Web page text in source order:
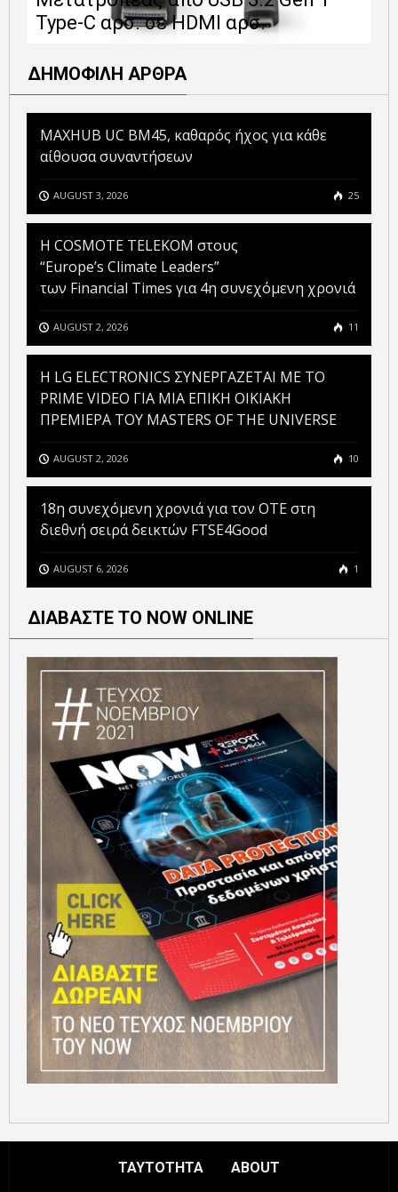
Type-C αρσ. σε HDMI αρσ.
ΔΗΜΟΦΙΛΗ ΑΡΘΡΑ
MAXHUB UC BM45, καθαρός ήχος για κάθε
αίθουσα συναντήσεων
AUGUST 3, 2026 25
Η COSMOTE TELEKOM στους
“Europe’s Climate Leaders”
των Financial Times για 4η συνεχόμενη χρονιά
AUGUST 2, 2026 11
H LG ELECTRONICS ΣΥΝΕΡΓΑΖΕΤΑΙ ΜΕ ΤΟ
PRIME VIDEO ΓΙΑ ΜΙΑ ΕΠΙΚΗ ΟΙΚΙΑΚΗ
ΠΡΕΜΙΕΡΑ ΤΟΥ MASTERS OF THE UNIVERSE
AUGUST 2, 2026 10
18η συνεχόμενη χρονιά για τον ΟΤΕ στη
διεθνή σειρά δεικτών FTSE4Good
AUGUST 6, 2026 1
ΔΙΑΒΑΣΤΕ ΤΟ NOW ONLINE
ΤΑΥΤΟΤΗΤΑ ABOUT